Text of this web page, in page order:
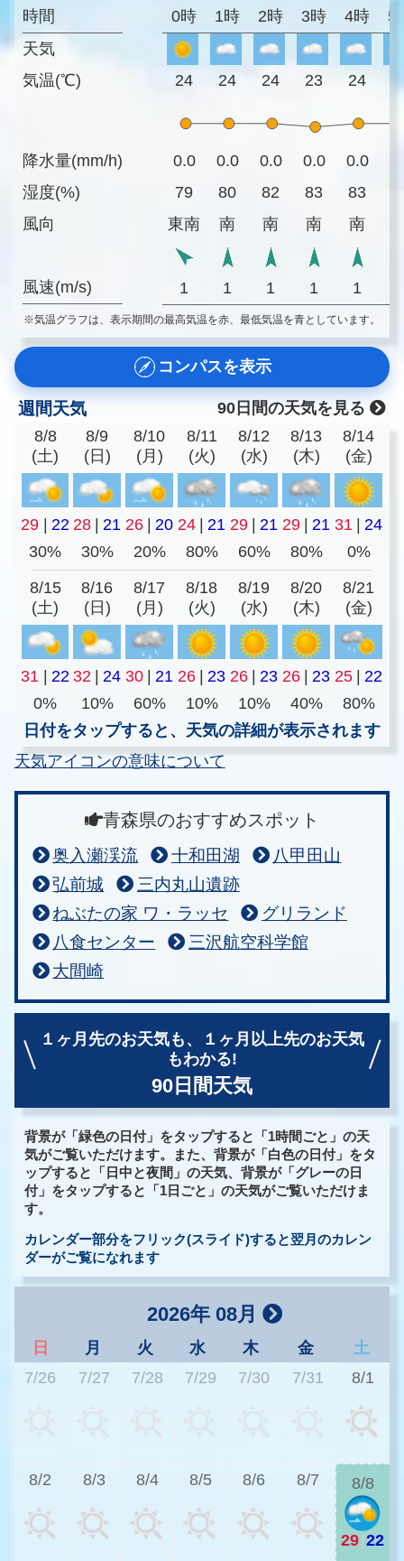
時間
天気
気温(℃)
降水量(mm/h)
湿度(%)
風向
風速(m/s)
0時 1時 2時 3時 4時 5
24 24 24 23 24
0.0 0.0 0.0 0.0 0.0
79
80 82 83 83
東南
南 南 南 南
1 1 1 1 1
※気温グラフは、表示期間の最高気温を赤、最低気温を青としています。
コンパスを表示
週間天気
90日間の天気を見る
8/8
(土)
8/9
(日)
8/10
(月)
8/11
(火)
8/12
(水)
8/13
(木)
8/14
(金)
29 | 22 28 | 21 26 | 20 24 | 21 29 | 21 29 | 21 31 | 24
30%
30% 20% 80% 60% 80% 0%
8/15
(土)
8/16
(日)
8/17
(月)
8/18
(火)
8/19
(水)
8/20
(木)
8/21
(金)
31 22 32 24 30 21 26 23 26 23 26 23 25
22
0%
10% 60% 10% 10% 40%
80%
日付をタップすると、天気の詳細が表示されます
天気アイコンの意味について
青森県のおすすめスポット
奥入瀬渓流 十和田湖
八甲田山
弘前城
三内丸山遺跡
ねぶたの家 ワ・ラッセ
グリランド
八食センター
三沢航空科学館
大間崎
１ヶ月先のお天気も、
１ヶ月以上先のお天気
もわかる!
90日間天気
背景が「緑色の日付」をタップすると「1時間ごと」の天
気がご覧いただけます。また、背景が「白色の日付」をタ
ップすると「日中と夜間」の天気、背景が「グレーの日
付」をタップすると「1日ごと」の天気がご覧いただけま
す。
カレンダー部分をフリック(スライド)すると翌月のカレン
ダーがご覧になれます
2026年 08月
日 月 火 水 木 金
土
7/26
7/27 7/28 7/29 7/30 7/31 8/1
8/2 8/3 8/4 8/5 8/6 8/7 8/8
29 22